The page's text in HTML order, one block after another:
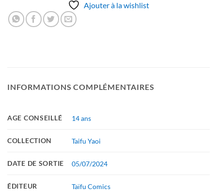
Ajouter à la wishlist
INFORMATIONS COMPLÉMENTAIRES
AGE CONSEILLÉ 14 ans
COLLECTION Taifu Yaoi
DATE DE SORTIE 05/07/2024
ÉDITEUR Taïfu Comics